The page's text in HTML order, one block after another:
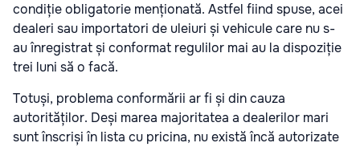
condiție obligatorie menționată. Astfel fiind spuse, acei
dealeri sau importatori de uleiuri și vehicule care nu s-
au înregistrat și conformat regulilor mai au la dispoziție
trei luni să o facă.
Totuși, problema conformării ar fi și din cauza
autorităților. Deși marea majoritatea a dealerilor mari
sunt înscriși în lista cu pricina, nu există încă autorizate